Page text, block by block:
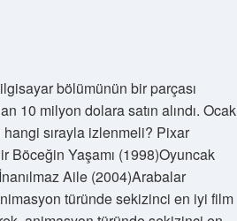
bölümünün bir parçası
10 milyon dolara satın alındı. Ocak
hangi sırayla izlenmeli? Pixar
Böceğin Yaşamı (1998)Oyuncak
Aile (2004)Arabalar
türünde sekizinci en iyi film